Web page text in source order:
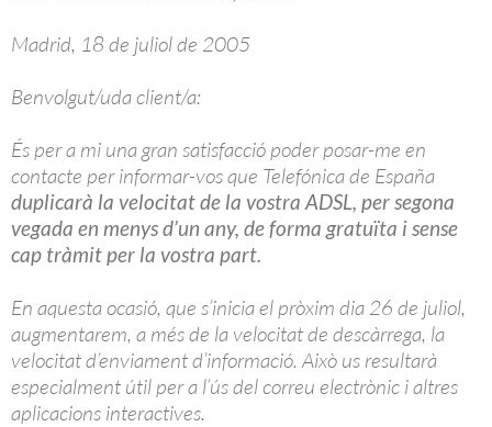
Madrid, 18 de juliol de 2005
Benvolgut/uda client/a:
És per a mi una gran satisfacció poder posar-me en
contacte per informar-vos que Telefónica de España
duplicarà la velocitat de la vostra ADSL, per segona
vegada en menys d’un any, de forma gratuïta i sense
cap tràmit per la vostra part.
En aquesta ocasió, que s’inicia el pròxim dia 26 de juliol,
augmentarem, a més de la velocitat de descàrrega, la
velocitat d’enviament d’informació. Això us resultarà
especialment útil per a l’ús del correu electrònic i altres
aplicacions interactives.